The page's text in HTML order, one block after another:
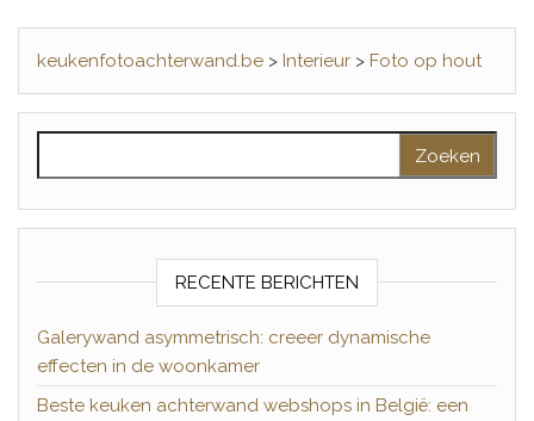
keukenfotoachterwand.be > Interieur > Foto op hout
RECENTE BERICHTEN
Galerywand asymmetrisch: creeer dynamische
effecten in de woonkamer
Beste keuken achterwand webshops in België: een